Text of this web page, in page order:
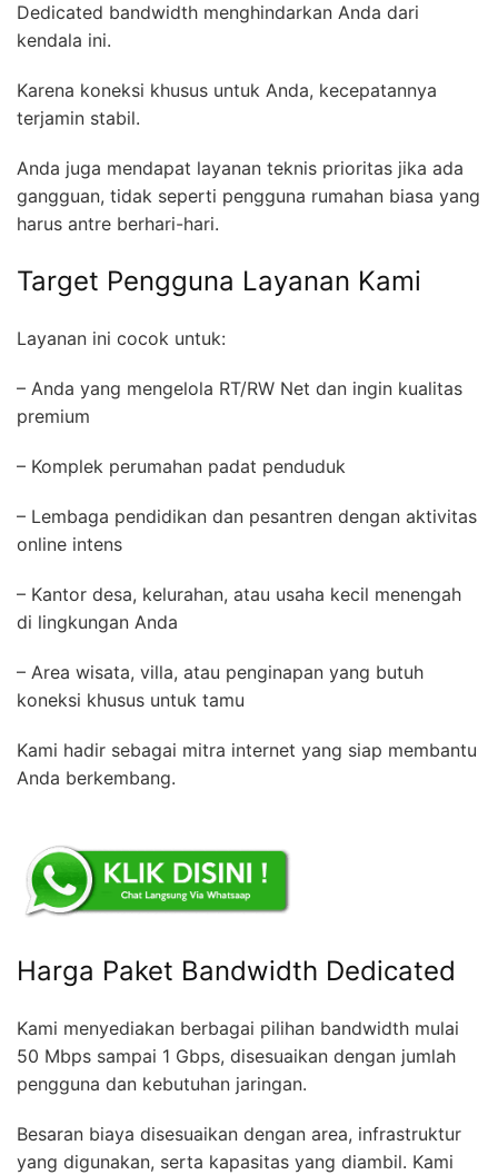
Dedicated bandwidth menghindarkan Anda dari
kendala ini.
Karena koneksi khusus untuk Anda, kecepatannya
terjamin stabil.
Anda juga mendapat layanan teknis prioritas jika ada
gangguan, tidak seperti pengguna rumahan biasa yang
harus antre berhari-hari.
Target Pengguna Layanan Kami
Layanan ini cocok untuk:
– Anda yang mengelola RT/RW Net dan ingin kualitas
premium
– Komplek perumahan padat penduduk
– Lembaga pendidikan dan pesantren dengan aktivitas
online intens
– Kantor desa, kelurahan, atau usaha kecil menengah
di lingkungan Anda
– Area wisata, villa, atau penginapan yang butuh
koneksi khusus untuk tamu
Kami hadir sebagai mitra internet yang siap membantu
Anda berkembang.
Harga Paket Bandwidth Dedicated
Kami menyediakan berbagai pilihan bandwidth mulai
50 Mbps sampai 1 Gbps, disesuaikan dengan jumlah
pengguna dan kebutuhan jaringan.
Besaran biaya disesuaikan dengan area, infrastruktur
yang digunakan, serta kapasitas yang diambil. Kami